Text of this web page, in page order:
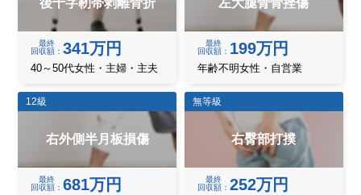
後十字靭帯剥離骨折
最終
回収額
341万円
40～50代女性・主婦・主夫
左大腿骨骨挫傷
最終
回収額
199万円
年齢不明女性・自営業
12級
右外側半月板損傷
最終
回収額
681万円
無等級
右臀部打撲
最終
回収額
252万円